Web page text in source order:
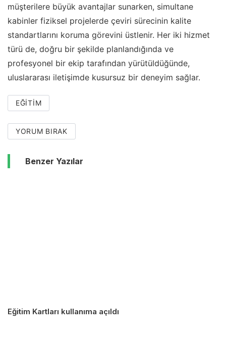
müşterilere büyük avantajlar sunarken, simultane
kabinler fiziksel projelerde çeviri sürecinin kalite
standartlarını koruma görevini üstlenir. Her iki hizmet
türü de, doğru bir şekilde planlandığında ve
profesyonel bir ekip tarafından yürütüldüğünde,
uluslararası iletişimde kusursuz bir deneyim sağlar.
EĞITIM
YORUM BIRAK
Benzer Yazılar
Eğitim Kartları kullanıma açıldı